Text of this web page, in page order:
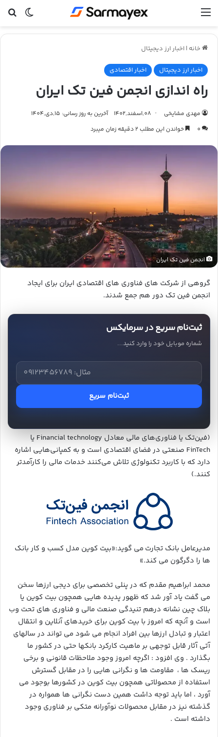
خانه | اخبار ارز دیجیتال
اخبار ارز دیجیتال اخبار اقتصادی
راه اندازی انجمن فین تک ایران
مهدی مشایخی 08,اسفند,1402
آخرین به روز رسانی: 15,دی,1404
0
خواندن این مطلب 2 دقیقه زمان میبرد
انجمن فین تک ایران
گروهی از شرکت های فناوری های اقتصادی ایران برای ایجاد
انجمن فین تک دور هم جمع شدند.
ثبت‌نام سریع در سرمایکس
شماره موبایل خود را وارد کنید...
ثبت‌نام سریع
(فین‌تک یا فناوری‌های مالی معادل Financial technology یا
FinTech صنعتی در فضای اقتصادی است و به کمپانی‌هایی اشاره
دارد که با کاربرد تکنولوژی تلاش می‌کنند خدمات مالی را کارآمدتر
کنند.)
مدیرعامل بانک تجارت می گوید:«بیت کوین مدل کسب و کار بانک
ها را دگرگون می کند.»
محمد ابراهیم مقدم که در پنلی تخصصی برای دیجی ارزها سخن
می گفت یاد آور شد که ظهور پدیده هایی همچون بیت کوین یا
بلاک چین نشانه درهم تنیدگی صنعت مالی و فناوری های تحت وب
است و آنچه که امروز با بیت کوین برای خریدهای آنلاین و انتقال
اعتبار و تبادل ارزها بین افراد انجام می شود می تواند در سالهای
آتی آثار قابل توجهی بر ماهیت کارکرد بانکها حتی در کشور ما
بگذارد . وی افزود : اگرچه امروز وجود ملاحظات قانونی و برخی
ریسک ها ، مقاومت ها و نگرانی هایی را در مقابل گسترش
استفاده از محصولاتی همچون بیت کوین در کشورها بوجود می
آورد ، اما باید توجه داشت همین دست نگرانی ها همواره در
گذشته نیز در مقابل محصولات نوآورانه متکی بر فناوری وجود
داشته است .